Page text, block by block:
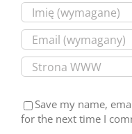
Save my name,
for the next time I